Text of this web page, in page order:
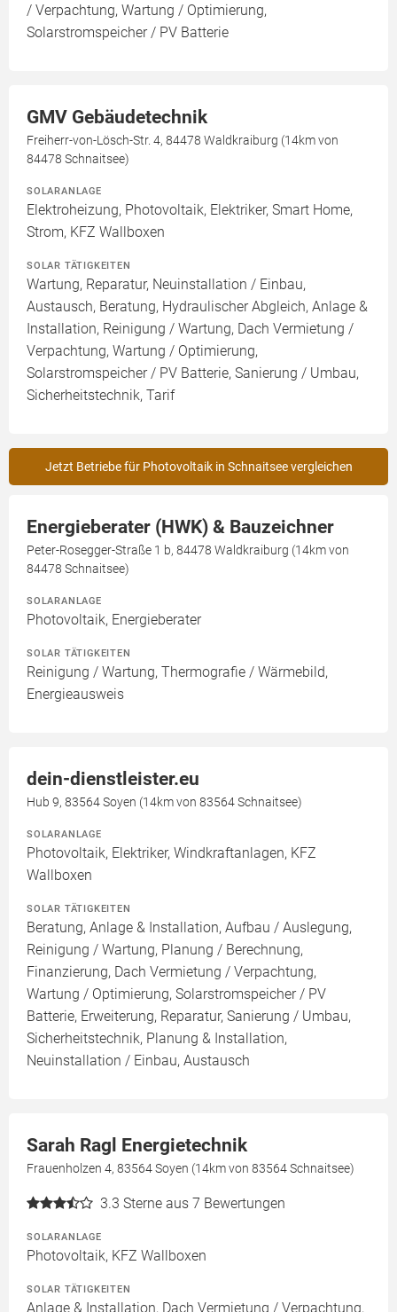
/ Verpachtung, Wartung / Optimierung,
Solarstromspeicher / PV Batterie
GMV Gebäudetechnik
Freiherr-von-Lösch-Str. 4, 84478 Waldkraiburg (14km von
84478 Schnaitsee)
SOLARANLAGE
Elektroheizung, Photovoltaik, Elektriker, Smart Home,
Strom, KFZ Wallboxen
SOLAR TÄTIGKEITEN
Wartung, Reparatur, Neuinstallation / Einbau,
Austausch, Beratung, Hydraulischer Abgleich, Anlage &
Installation, Reinigung / Wartung, Dach Vermietung /
Verpachtung, Wartung / Optimierung,
Solarstromspeicher / PV Batterie, Sanierung / Umbau,
Sicherheitstechnik, Tarif
Jetzt Betriebe für Photovoltaik in Schnaitsee vergleichen
Energieberater (HWK) & Bauzeichner
Peter-Rosegger-Straße 1 b, 84478 Waldkraiburg (14km von
84478 Schnaitsee)
SOLARANLAGE
Photovoltaik, Energieberater
SOLAR TÄTIGKEITEN
Reinigung / Wartung, Thermografie / Wärmebild,
Energieausweis
dein-dienstleister.eu
Hub 9, 83564 Soyen (14km von 83564 Schnaitsee)
SOLARANLAGE
Photovoltaik, Elektriker, Windkraftanlagen, KFZ
Wallboxen
SOLAR TÄTIGKEITEN
Beratung, Anlage & Installation, Aufbau / Auslegung,
Reinigung / Wartung, Planung / Berechnung,
Finanzierung, Dach Vermietung / Verpachtung,
Wartung / Optimierung, Solarstromspeicher / PV
Batterie, Erweiterung, Reparatur, Sanierung / Umbau,
Sicherheitstechnik, Planung & Installation,
Neuinstallation / Einbau, Austausch
Sarah Ragl Energietechnik
Frauenholzen 4, 83564 Soyen (14km von 83564 Schnaitsee)
3.3 Sterne aus 7 Bewertungen
SOLARANLAGE
Photovoltaik, KFZ Wallboxen
SOLAR TÄTIGKEITEN
Anlage & Installation, Dach Vermietung / Verpachtung,